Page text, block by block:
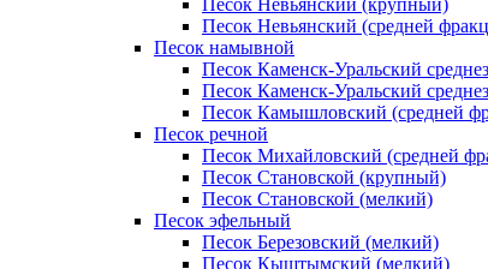
Песок Невьянский (крупный)
Песок Невьянский (средней
Песок намывной
Песок Каменск-Уральский
Песок Каменск-Уральский
Песок Камышловский (средней
Песок речной
Песок Михайловский (средней
Песок Становской (крупный)
Песок Становской (мелкий)
Песок эфельный
Песок Березовский (мелкий)
Песок Кыштымский (мелкий)